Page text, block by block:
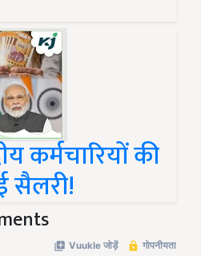
कर्मचारियों की
सैलरी!